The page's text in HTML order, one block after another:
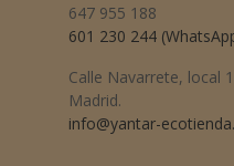
647 955 188
601 230 244
Calle Navarrete, local
Madrid.
info@yantar-